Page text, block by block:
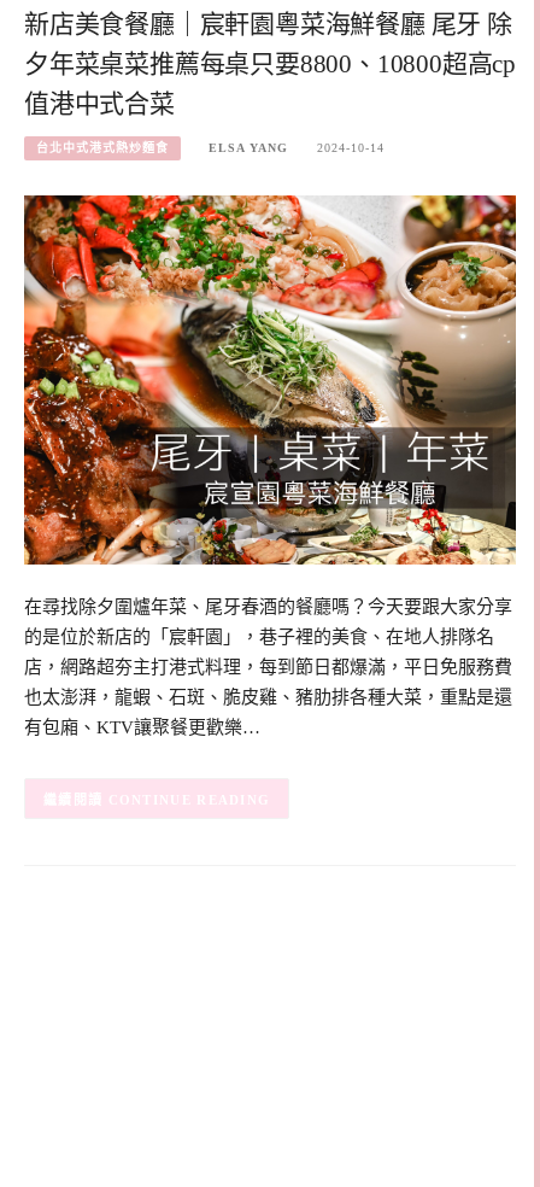
新店美食餐廳｜宸軒園粵菜海鮮餐廳 尾牙 除
夕年菜桌菜推薦每桌只要8800、10800超高cp
值港中式合菜
台北中式港式熱炒麵食 ELSA YANG 2024-10-14
在尋找除夕圍爐年菜、尾牙春酒的餐廳嗎？今天要跟大家分享
的是位於新店的「宸軒園」，巷子裡的美食、在地人排隊名
店，網路超夯主打港式料理，每到節日都爆滿，平日免服務費
也太澎湃，龍蝦、石斑、脆皮雞、豬肋排各種大菜，重點是還
有包廂、KTV讓聚餐更歡樂…
CONTINUE READING